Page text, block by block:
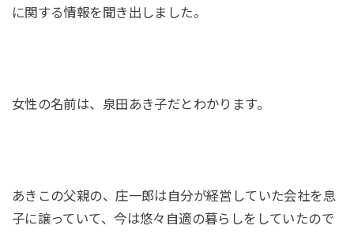
に関する情報を聞き出しました。
女性の名前は、泉田あき子だとわかります。
あきこの父親の、庄一郎は自分が経営していた会社を息
子に譲っていて、今は悠々自適の暮らしをしていたので